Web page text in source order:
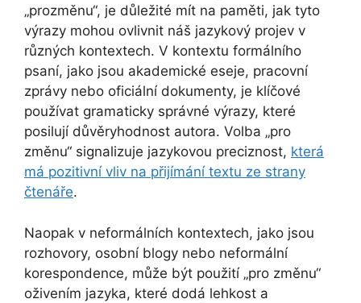
„prozměnu“, je důležité mít na paměti, jak tyto
výrazy mohou ovlivnit náš jazykový projev v
různých kontextech. V kontextu formálního
psaní, jako jsou akademické eseje, pracovní
zprávy nebo oficiální dokumenty, je klíčové
používat gramaticky správné výrazy, které
posilují důvěryhodnost autora. Volba „pro
změnu“ signalizuje jazykovou preciznost, která
má pozitivní vliv na přijímání textu ze strany
čtenáře.
Naopak v neformálních kontextech, jako jsou
rozhovory, osobní blogy nebo neformální
korespondence, může být použití „pro změnu“
oživením jazyka, které dodá lehkost a